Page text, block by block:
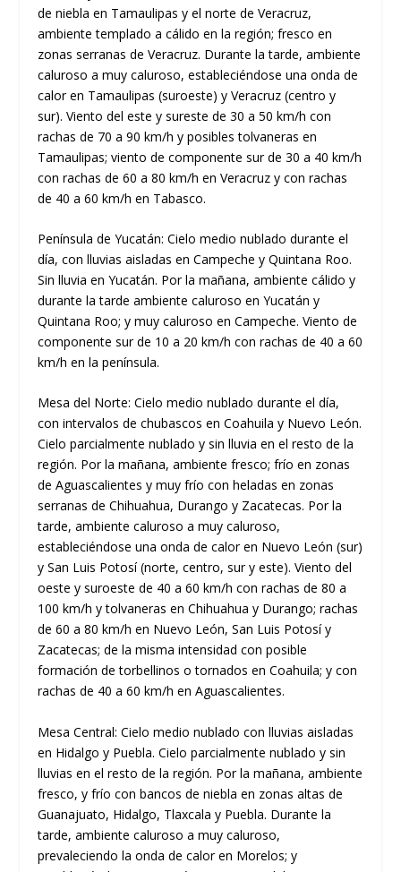
de niebla en Tamaulipas y el norte de Veracruz,
ambiente templado a cálido en la región; fresco en
zonas serranas de Veracruz. Durante la tarde, ambiente
caluroso a muy caluroso, estableciéndose una onda de
calor en Tamaulipas (suroeste) y Veracruz (centro y
sur). Viento del este y sureste de 30 a 50 km/h con
rachas de 70 a 90 km/h y posibles tolvaneras en
Tamaulipas; viento de componente sur de 30 a 40 km/h
con rachas de 60 a 80 km/h en Veracruz y con rachas
de 40 a 60 km/h en Tabasco.
Península de Yucatán: Cielo medio nublado durante el
día, con lluvias aisladas en Campeche y Quintana Roo.
Sin lluvia en Yucatán. Por la mañana, ambiente cálido y
durante la tarde ambiente caluroso en Yucatán y
Quintana Roo; y muy caluroso en Campeche. Viento de
componente sur de 10 a 20 km/h con rachas de 40 a 60
km/h en la península.
Mesa del Norte: Cielo medio nublado durante el día,
con intervalos de chubascos en Coahuila y Nuevo León.
Cielo parcialmente nublado y sin lluvia en el resto de la
región. Por la mañana, ambiente fresco; frío en zonas
de Aguascalientes y muy frío con heladas en zonas
serranas de Chihuahua, Durango y Zacatecas. Por la
tarde, ambiente caluroso a muy caluroso,
estableciéndose una onda de calor en Nuevo León (sur)
y San Luis Potosí (norte, centro, sur y este). Viento del
oeste y suroeste de 40 a 60 km/h con rachas de 80 a
100 km/h y tolvaneras en Chihuahua y Durango; rachas
de 60 a 80 km/h en Nuevo León, San Luis Potosí y
Zacatecas; de la misma intensidad con posible
formación de torbellinos o tornados en Coahuila; y con
rachas de 40 a 60 km/h en Aguascalientes.
Mesa Central: Cielo medio nublado con lluvias aisladas
en Hidalgo y Puebla. Cielo parcialmente nublado y sin
lluvias en el resto de la región. Por la mañana, ambiente
fresco, y frío con bancos de niebla en zonas altas de
Guanajuato, Hidalgo, Tlaxcala y Puebla. Durante la
tarde, ambiente caluroso a muy caluroso,
prevaleciendo la onda de calor en Morelos; y